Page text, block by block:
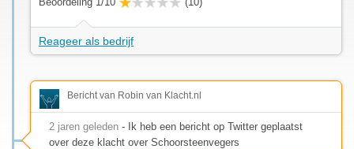
Reageer als bedrijf
Bericht van Robin van Klacht.nl
2 jaren geleden - Ik heb een bericht op Twitter geplaatst
over deze klacht over Schoorsteenvegers